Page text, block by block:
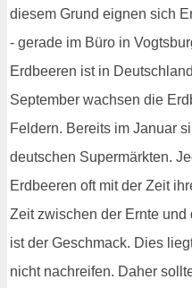
diesem Grund eignen sich
- gerade im Büro in
Erdbeeren ist in
September wachsen die
Feldern. Bereits im Januar
deutschen Supermärkten.
Erdbeeren oft mit der Zeit
Zeit zwischen der Ernte und
ist der Geschmack. Dies
nicht nachreifen. Daher